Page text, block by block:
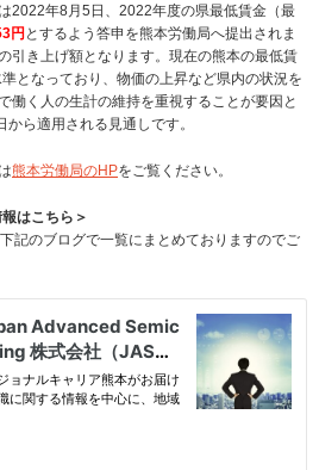
2022年8月5日、2022年度の県最低賃金（最
円 とするよう答申を熊本労働局へ提出されま
引き上げ額となります。現在の熊本の最低賃
となっており、物価の上昇など県内の状況を
働く人の生計の維持を重視することが要因と
ら適用される見通しです。
熊本労働局のHPをご覧ください。
はこちら＞
記のブログで一覧にまとめておりますのでご